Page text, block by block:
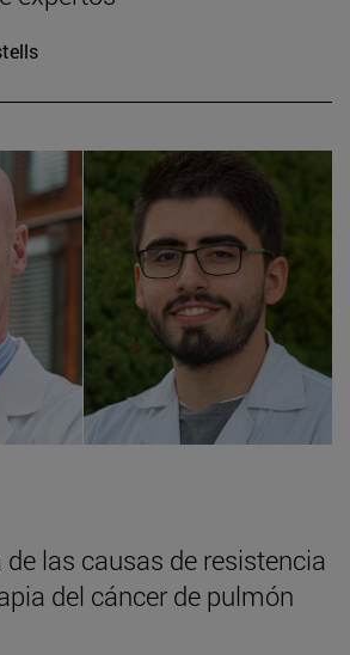
de las causas de resistencia
del cáncer de pulmón